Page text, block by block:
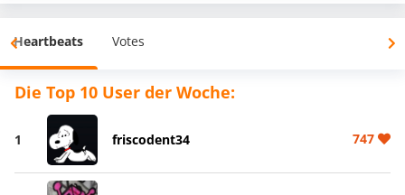
Heartbeats Votes
Die Top 10 User der Woche:
1 friscodent34 747